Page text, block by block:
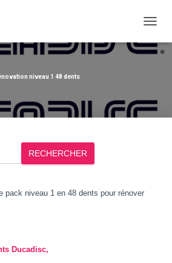
niveau 1 48 dents
RECHERCHER
pack niveau 1 en 48 dents pour rénover
Ducadisc,